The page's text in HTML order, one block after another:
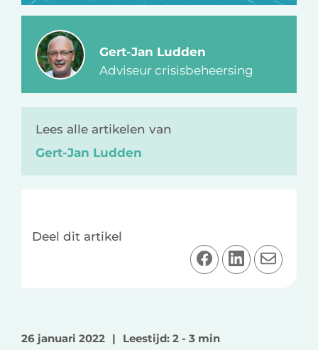
Gert-Jan Ludden
Adviseur crisisbeheersing
Lees alle artikelen van
Gert-Jan Ludden
Deel dit artikel
D
e
o
D
e
D
e
26 januari 2022 | Leestijd: 2 - 3 min